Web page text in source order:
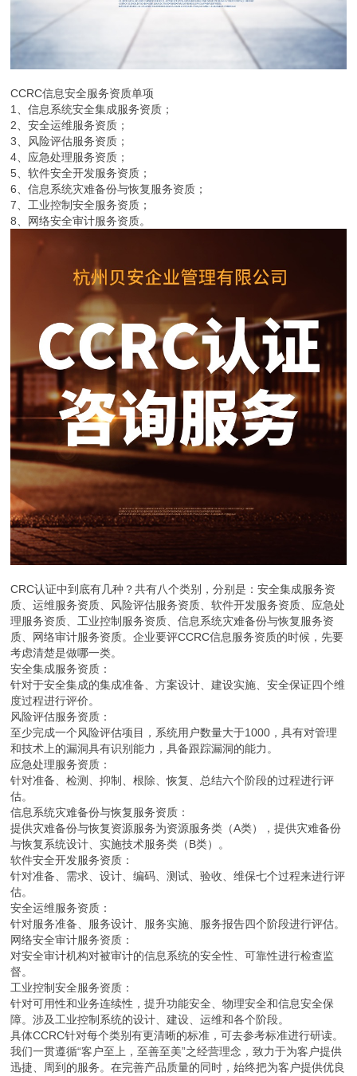
CCRC信息安全服务资质单项
1、信息系统安全集成服务资质；
2、安全运维服务资质；
3、风险评估服务资质；
4、应急处理服务资质；
5、软件安全开发服务资质；
6、信息系统灾难备份与恢复服务资质；
7、工业控制安全服务资质；
8、网络安全审计服务资质。
CRC认证中到底有几种？共有八个类别，分别是：安全集成服务资
质、运维服务资质、风险评估服务资质、软件开发服务资质、应急处
理服务资质、工业控制服务资质、信息系统灾难备份与恢复服务资
质、网络审计服务资质。企业要评CCRC信息服务资质的时候，先要
考虑清楚是做哪一类。
安全集成服务资质：
针对于安全集成的集成准备、方案设计、建设实施、安全保证四个维
度过程进行评价。
风险评估服务资质：
至少完成一个风险评估项目，系统用户数量大于1000，具有对管理
和技术上的漏洞具有识别能力，具备跟踪漏洞的能力。
应急处理服务资质：
针对准备、检测、抑制、根除、恢复、总结六个阶段的过程进行评
估。
信息系统灾难备份与恢复服务资质：
提供灾难备份与恢复资源服务为资源服务类（A类），提供灾难备份
与恢复系统设计、实施技术服务类（B类）。
软件安全开发服务资质：
针对准备、需求、设计、编码、测试、验收、维保七个过程来进行评
估。
安全运维服务资质：
针对服务准备、服务设计、服务实施、服务报告四个阶段进行评估。
网络安全审计服务资质：
对安全审计机构对被审计的信息系统的安全性、可靠性进行检查监
督。
工业控制安全服务资质：
针对可用性和业务连续性，提升功能安全、物理安全和信息安全保
障。涉及工业控制系统的设计、建设、运维和各个阶段。
具体CCRC针对每个类别有更清晰的标准，可去参考标准进行研读。
我们一贯遵循“客户至上，至善至美”之经营理念，致力于为客户提供
迅捷、周到的服务。在完善产品质量的同时，始终把为客户提供优良